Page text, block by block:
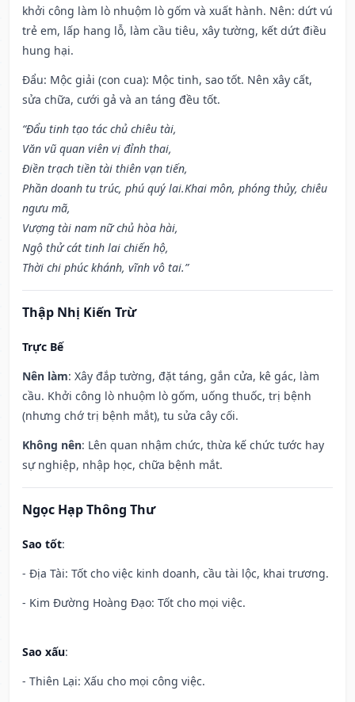
khởi công làm lò nhuộm lò gốm và xuất hành. Nên: dứt vú
trẻ em, lấp hang lỗ, làm cầu tiêu, xây tường, kết dứt điều
hung hại.
Đẩu: Mộc giải (con cua): Mộc tinh, sao tốt. Nên xây cất,
sửa chữa, cưới gả và an táng đều tốt.
“Đẩu tinh tạo tác chủ chiêu tài,
Văn vũ quan viên vị đỉnh thai,
Điền trạch tiền tài thiên vạn tiến,
Phần doanh tu trúc, phú quý lai.Khai môn, phóng thủy, chiêu
ngưu mã,
Vượng tài nam nữ chủ hòa hài,
Ngộ thử cát tinh lai chiến hộ,
Thời chi phúc khánh, vĩnh vô tai.”
Thập Nhị Kiến Trừ
Trực Bế
Nên làm: Xây đắp tường, đặt táng, gắn cửa, kê gác, làm
cầu. Khởi công lò nhuộm lò gốm, uống thuốc, trị bệnh
(nhưng chớ trị bệnh mắt), tu sửa cây cối.
Không nên: Lên quan nhậm chức, thừa kế chức tước hay
sự nghiệp, nhập học, chữa bệnh mắt.
Ngọc Hạp Thông Thư
Sao tốt:
- Địa Tài: Tốt cho việc kinh doanh, cầu tài lộc, khai trương.
- Kim Đường Hoàng Đạo: Tốt cho mọi việc.
Sao xấu:
- Thiên Lại: Xấu cho mọi công việc.